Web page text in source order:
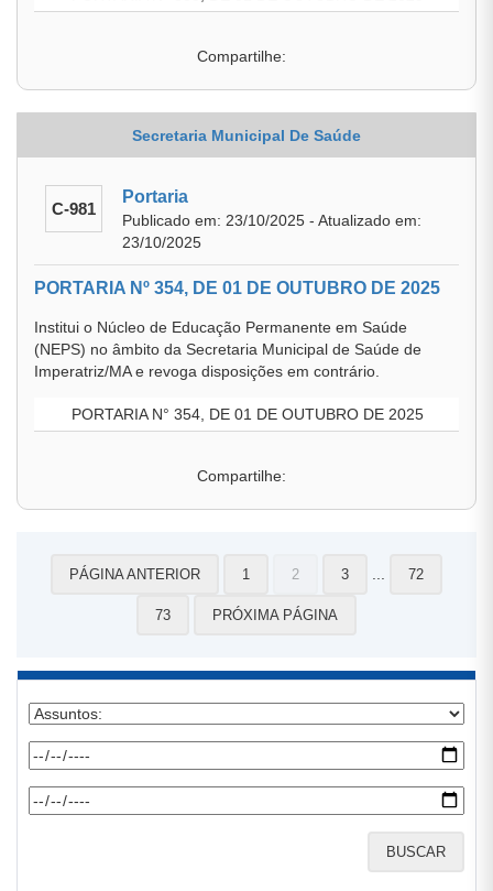
Compartilhe:
Secretaria Municipal De Saúde
C-981
Portaria
Publicado em: 23/10/2025 - Atualizado em:
23/10/2025
PORTARIA Nº 354, DE 01 DE OUTUBRO DE 2025
Institui o Núcleo de Educação Permanente em Saúde
(NEPS) no âmbito da Secretaria Municipal de Saúde de
Imperatriz/MA e revoga disposições em contrário.
PORTARIA N° 354, DE 01 DE OUTUBRO DE 2025
Compartilhe:
PÁGINA ANTERIOR 1 2 3 72
73 PRÓXIMA PÁGINA
BUSCAR